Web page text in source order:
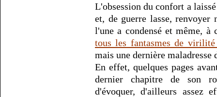
L'obsession du confort a
et, de guerre lasse,
l'une a condensé et même, à
tous les fantasmes de
mais une dernière maladresse
En effet, quelques pages
dernier chapitre de son
d'évoquer, d'ailleurs assez